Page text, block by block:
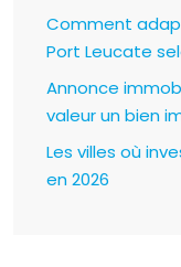
Comment
Port Leucate
Annonce
valeur un bien
Les villes où
en 2026